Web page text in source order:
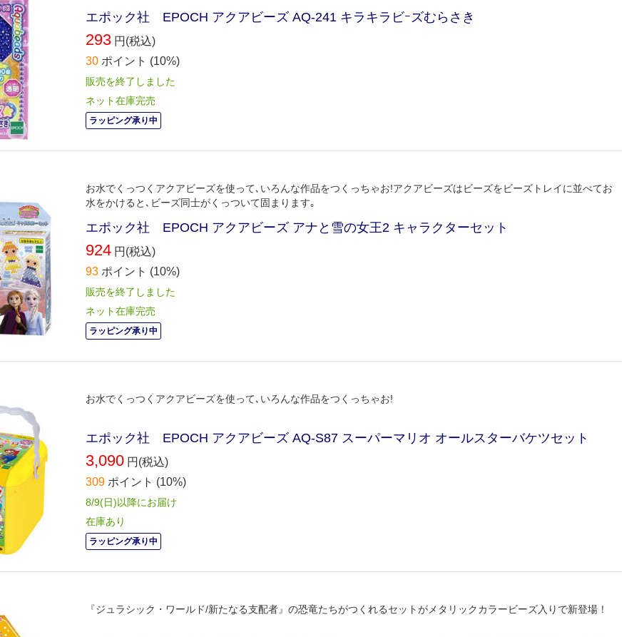
エポック社 EPOCH アクアビーズ AQ-241 キラキラビｰズむらさき
293 円(税込)
30 ポイント (10%)
販売を終了しました
ネット在庫完売
ラッピング承り中
お水でくっつくアクアビーズを使って､いろんな作品をつくっちゃお!アクアビーズはビーズをビーズトレイに並べてお
水をかけると､ビーズ同士がくっついて固まります｡
エポック社 EPOCH アクアビーズ アナと雪の女王2 キャラクターセット
924 円(税込)
93 ポイント (10%)
販売を終了しました
ネット在庫完売
ラッピング承り中
お水でくっつくアクアビーズを使って､いろんな作品をつくっちゃお!
エポック社 EPOCH アクアビーズ AQ-S87 スーパーマリオ オールスターバケツセット
3,090 円(税込)
309 ポイント (10%)
8/9(日)以降にお届け
在庫あり
ラッピング承り中
『ジュラシック・ワールド/新たなる支配者』の恐竜たちがつくれるセットがメタリックカラービーズ入りで新登場！